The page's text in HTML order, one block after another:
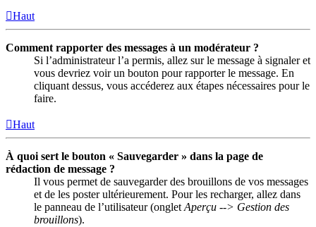
Haut
Comment rapporter des messages à un modérateur ?
Si l’administrateur l’a permis, allez sur le message à signaler et
vous devriez voir un bouton pour rapporter le message. En
cliquant dessus, vous accéderez aux étapes nécessaires pour le
faire.
Haut
À quoi sert le bouton « Sauvegarder » dans la page de
rédaction de message ?
Il vous permet de sauvegarder des brouillons de vos messages
et de les poster ultérieurement. Pour les recharger, allez dans
le panneau de l’utilisateur (onglet Aperçu --> Gestion des
brouillons).